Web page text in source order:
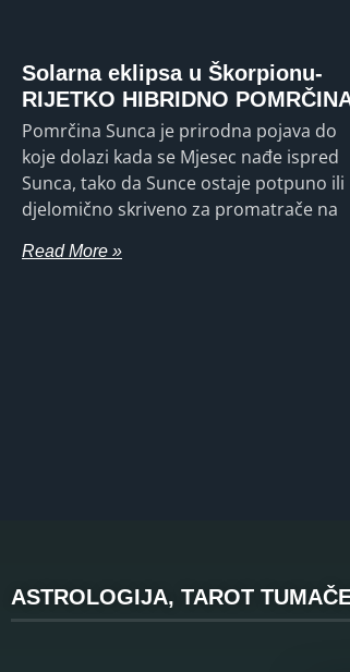
Solarna eklipsa u Škorpionu-
RIJETKO HIBRIDNO
Pomrčina Sunca je prirodna pojava do
koje dolazi kada se Mjesec nađe ispred
Sunca, tako da Sunce ostaje potpuno ili
djelomično skriveno za promatrače na
Read More »
ASTROLOGIJA, TAROT